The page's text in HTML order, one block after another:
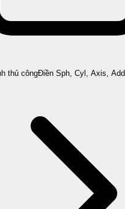
thủ côngĐiền Sph, Cyl, Axis,